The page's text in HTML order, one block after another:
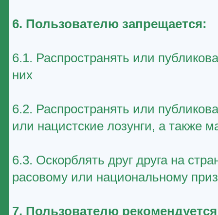
6. Пользователю запрещается:
6.1. Распространять или
них
6.2. Распространять или
или нацистские лозунги, а также
6.3. Оскорблять друг друга на
расовому или национальному
7. Пользователю